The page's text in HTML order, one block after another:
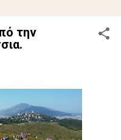
την